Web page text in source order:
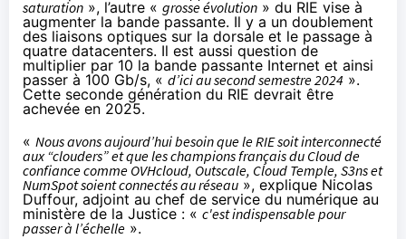
saturation », l’autre « grosse évolution » du RIE vise à
augmenter la bande passante. Il y a un doublement
des liaisons optiques sur la dorsale et le passage à
quatre datacenters. Il est aussi question de
multiplier par 10 la bande passante Internet et ainsi
passer à 100 Gb/s, « d’ici au second semestre 2024 ».
Cette seconde génération du RIE devrait être
achevée en 2025.
« Nous avons aujourd’hui besoin que le RIE soit interconnecté
aux “clouders” et que les champions français du Cloud de
confiance comme OVHcloud, Outscale, Cloud Temple, S3ns et
NumSpot soient connectés au réseau », explique Nicolas
Duffour, adjoint au chef de service du numérique au
ministère de la Justice : « c'est indispensable pour
passer à l’échelle ».